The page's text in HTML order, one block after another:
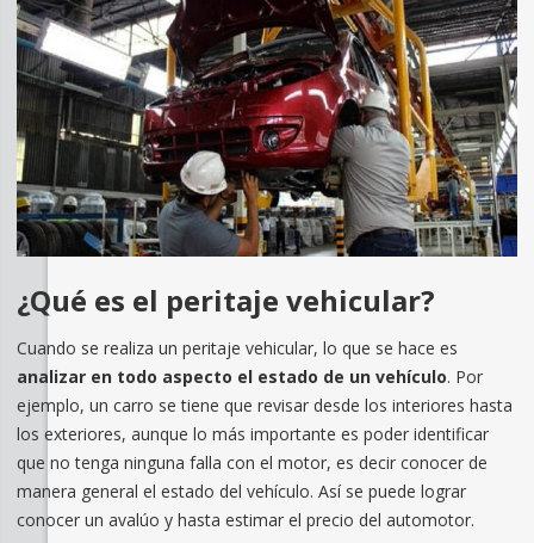
¿Qué es el peritaje vehicular?
Cuando se realiza un peritaje vehicular, lo que se hace es
analizar en todo aspecto el estado de un vehículo. Por
ejemplo, un carro se tiene que revisar desde los interiores hasta
los exteriores, aunque lo más importante es poder identificar
que no tenga ninguna falla con el motor, es decir conocer de
manera general el estado del vehículo. Así se puede lograr
conocer un avalúo y hasta estimar el precio del automotor.